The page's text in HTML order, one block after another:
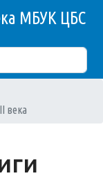
МБУК ЦБС
века